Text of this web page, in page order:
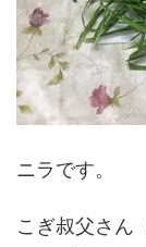
ニラです。
こぎ叔父さん